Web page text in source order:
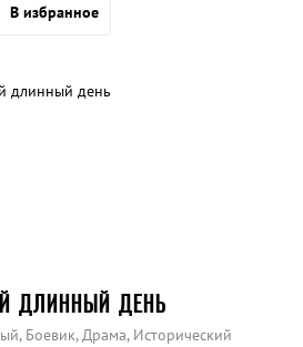
В избранное
ДЛИННЫЙ ДЕНЬ
Боевик, Драма, Исторический